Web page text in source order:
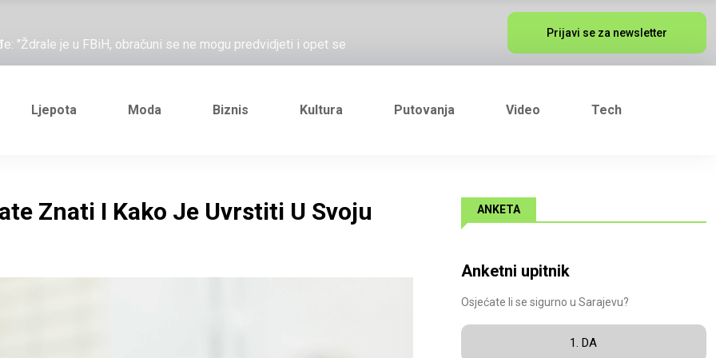
"Ždrale je u FBiH, obračuni se ne mogu predvidjeti i opet se
Željezničarov Karamarko
je general Izet Nanić, pogibijom je probio blokadu koja je
Prijavi se za newsletter
Ljepota Moda Biznis Kultura Putovanja Video Tech
Znati I Kako Je Uvrstiti U Svoju
ANKETA
Anketni upitnik
Osjećate li se sigurno u Sarajevu?
1. DA